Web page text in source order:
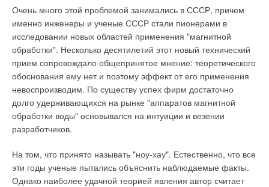
Очень много этой проблемой занимались в СССР, причем
именно инженеры и ученые СССР стали пионерами в
исследовании новых областей применения "магнитной
обработки". Несколько десятилетий этот новый технический
прием сопровождало общепринятое мнение: теоретического
обоснования ему нет и поэтому эффект от его применения
невоспроизводим. По существу успех фирм достаточно
долго удерживающихся на рынке "аппаратов магнитной
обработки воды" основывался на интуиции и везении
разработчиков.
На том, что принято называть "ноу-хау". Естественно, что все
эти годы ученые пытались объяснить наблюдаемые факты.
Однако наиболее удачной теорией явления автор считает